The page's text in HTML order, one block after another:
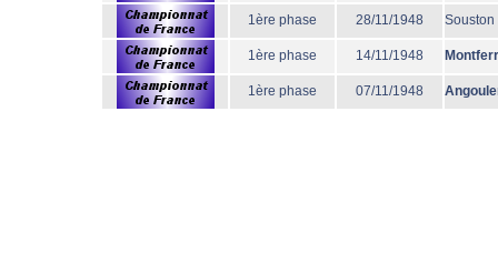
1ère phase 28/11/1948 Souston
1ère phase 14/11/1948
1ère phase 07/11/1948